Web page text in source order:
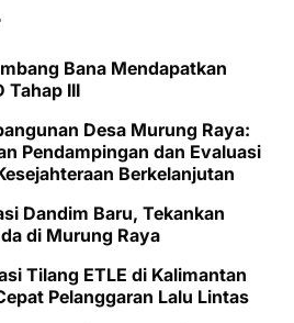
Bana Mendapatkan
Tahap III
Desa Murung Raya:
Pendampingan dan Evaluasi
Berkelanjutan
Dandim Baru, Tekankan
di Murung Raya
Tilang ETLE di Kalimantan
Pelanggaran Lalu Lintas